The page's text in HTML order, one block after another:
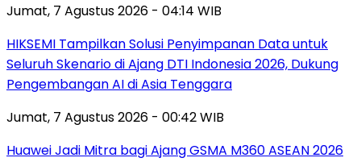
Jumat, 7 Agustus 2026 - 04:14 WIB
HIKSEMI Tampilkan Solusi Penyimpanan Data untuk
Seluruh Skenario di Ajang DTI Indonesia 2026, Dukung
Pengembangan AI di Asia Tenggara
Jumat, 7 Agustus 2026 - 00:42 WIB
Huawei Jadi Mitra bagi Ajang GSMA M360 ASEAN 2026